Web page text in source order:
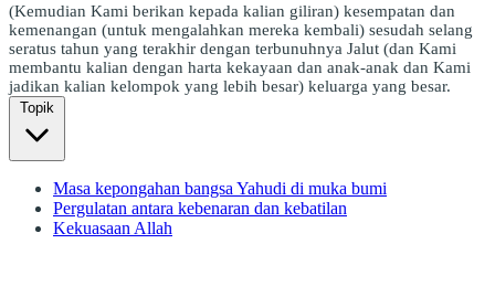
(Kemudian Kami berikan kepada kalian giliran) kesempatan dan
kemenangan (untuk mengalahkan mereka kembali) sesudah selang
seratus tahun yang terakhir dengan terbunuhnya Jalut (dan Kami
membantu kalian dengan harta kekayaan dan anak-anak dan Kami
jadikan kalian kelompok yang lebih besar) keluarga yang besar.
Topik
Masa kepongahan bangsa Yahudi di muka bumi
Pergulatan antara kebenaran dan kebatilan
Kekuasaan Allah